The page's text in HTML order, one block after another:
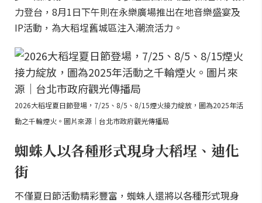
力登台，8月1日下午則在永樂廣場推出在地音樂盛宴及
IP活動，為大稻埕舊城區注入潮流活力。
2026大稻埕夏日節登場，7/25、8/5、8/15煙火接力綻放，圖為2025年活
動之千輪煙火。圖片來源｜台北市政府觀光傳播局
蜘蛛人以各種形式現身大稻埕、迪化
街
不僅夏日節活動精彩豐富，蜘蛛人還將以各種形式現身